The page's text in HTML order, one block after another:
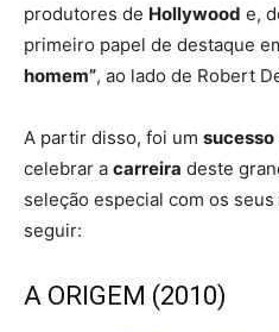
produtores de Hollywood e,
primeiro papel de destaque
homem”, ao lado de Robert
A partir disso, foi um sucesso
celebrar a carreira deste
seleção especial com os seus
seguir:
A ORIGEM (2010)